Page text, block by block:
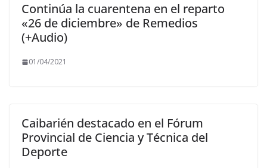
Continúa la cuarentena en el reparto
«26 de diciembre» de Remedios
(+Audio)
01/04/2021
Caibarién destacado en el Fórum
Provincial de Ciencia y Técnica del
Deporte